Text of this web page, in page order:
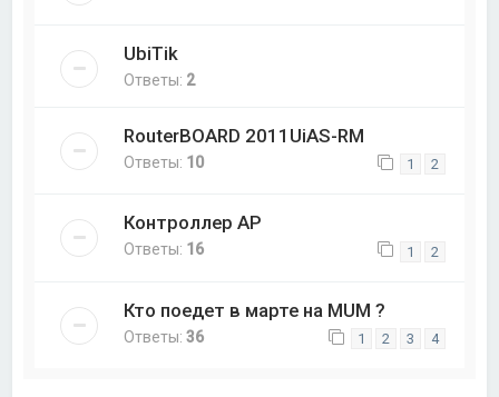
UbiTik
Ответы: 2
RouterBOARD 2011UiAS-RM
Ответы: 10 1 2
Контроллер AP
Ответы: 16 1 2
Кто поедет в марте на MUM ?
Ответы:36 1 2 3 4